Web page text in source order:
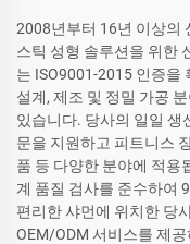
2008년부터 16년 이상의
스틱 성형 솔루션을 위한
는 ISO9001-2015 인증을
설계, 제조 및 정밀 가공
있습니다. 당사의 일일 생
문을 지원하고 피트니스
품 등 다양한 분야에 적용
계 품질 검사를 준수하여
편리한 샤먼에 위치한 당
OEM/ODM 서비스를 제